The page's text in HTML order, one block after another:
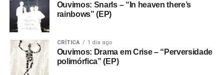
Ouvimos: Snarls – “In heaven there’s
rainbows” (EP)
CRÍTICA 1 dia ago
Ouvimos: Drama em Crise – “Perversidade
polimórfica” (EP)